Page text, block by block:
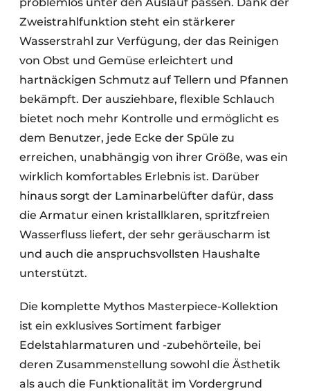
Zweistrahlfunktion steht ein stärkerer
Wasserstrahl zur Verfügung, der das Reinigen
von Obst und Gemüse erleichtert und
hartnäckigen Schmutz auf Tellern und Pfannen
bekämpft. Der ausziehbare, flexible Schlauch
bietet noch mehr Kontrolle und ermöglicht es
dem Benutzer, jede Ecke der Spüle zu
erreichen, unabhängig von ihrer Größe, was ein
wirklich komfortables Erlebnis ist. Darüber
hinaus sorgt der Laminarbelüfter dafür, dass
die Armatur einen kristallklaren, spritzfreien
Wasserfluss liefert, der sehr geräuscharm ist
und auch die anspruchsvollsten Haushalte
unterstützt.
Die komplette Mythos Masterpiece-Kollektion
ist ein exklusives Sortiment farbiger
Edelstahlarmaturen und -zubehörteile, bei
deren Zusammenstellung sowohl die Ästhetik
als auch die Funktionalität im Vordergrund